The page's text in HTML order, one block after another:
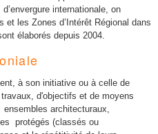
internationale, on
les Zones d’Intérêt Régional dans
élaborés depuis 2004.
à son initiative ou à celle de
d'objectifs et de moyens
architecturaux,
protégés (classés ou